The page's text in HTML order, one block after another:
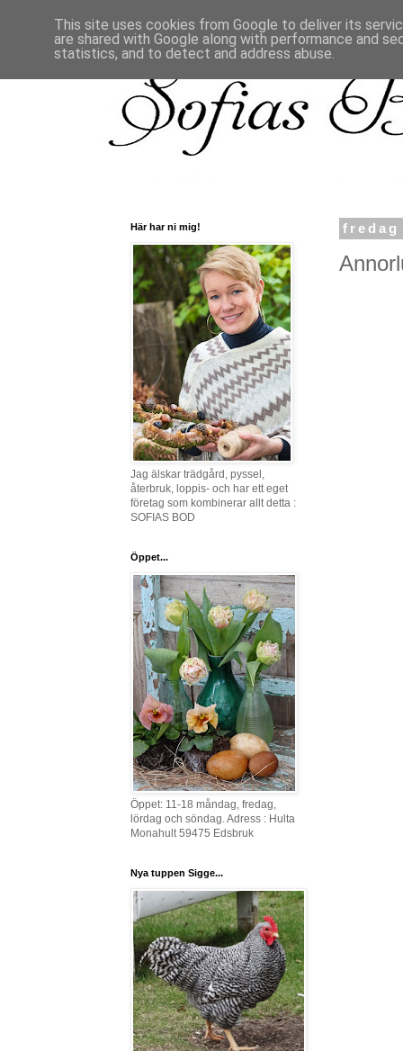
fredag
Här har ni mig!
Jag älskar trädgård, pyssel,
återbruk, loppis- och har ett eget
företag som kombinerar allt detta :
SOFIAS BOD
Öppet...
Öppet: 11-18 måndag, fredag,
lördag och söndag. Adress : Hulta
Monahult 59475 Edsbruk
Nya tuppen Sigge...
This site uses cookies from Google to deliver its
are shared with Google along with performance and
statistics, and to detect and address abuse.